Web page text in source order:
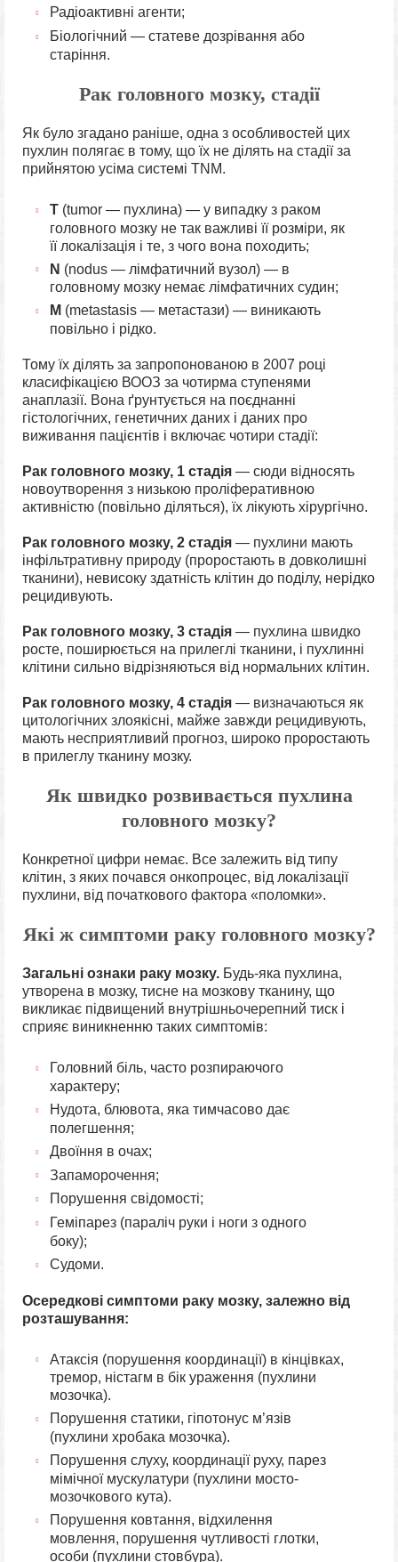
Радіоактивні агенти;
Біологічний — статеве дозрівання або
старіння.
Рак головного мозку, стадії
Як було згадано раніше, одна з особливостей цих
пухлин полягає в тому, що їх не ділять на стадії за
прийнятою усіма системі TNM.
T(tumor — пухлина) — у випадку з раком
головного мозку не так важливі її розміри, як
її локалізація і те, з чого вона походить;
N (nodus — лімфатичний вузол) — в
головному мозку немає лімфатичних судин;
M (metastasis — метастази) — виникають
повільно і рідко.
Тому їх ділять за запропонованою в 2007 році
класифікацією ВООЗ за чотирма ступенями
анаплазії. Вона ґрунтується на поєднанні
гістологічних, генетичних даних і даних про
виживання пацієнтів і включає чотири стадії:
Рак головного мозку, 1 стадія — сюди відносять
новоутворення з низькою проліферативною
активністю (повільно діляться), їх лікують хірургічно.
Рак головного мозку, 2 стадія — пухлини мають
інфільтративну природу (проростають в довколишні
тканини), невисоку здатність клітин до поділу, нерідко
рецидивують.
Рак головного мозку, 3 стадія — пухлина швидко
росте, поширюється на прилеглі тканини, і пухлинні
клітини сильно відрізняються від нормальних клітин.
Рак головного мозку, 4 стадія — визначаються як
цитологічних злоякісні, майже завжди рецидивують,
мають несприятливий прогноз, широко проростають
в прилеглу тканину мозку.
Як швидко розвивається пухлина
головного мозку?
Конкретної цифри немає. Все залежить від типу
клітин, з яких почався онкопроцес, від локалізації
пухлини, від початкового фактора «поломки».
Які ж симптоми раку головного мозку?
Загальні ознаки раку мозку. Будь-яка пухлина,
утворена в мозку, тисне на мозкову тканину, що
викликає підвищений внутрішньочерепний тиск і
сприяє виникненню таких симптомів:
Головний біль, часто розпираючого
характеру;
Нудота, блювота, яка тимчасово дає
полегшення;
Двоїння в очах;
Запаморочення;
Порушення свідомості;
Геміпарез (параліч руки і ноги з одного
боку);
Судоми.
Осередкові симптоми раку мозку, залежно від
розташування:
Атаксія (порушення координації) в кінцівках,
тремор, ністагм в бік ураження (пухлини
мозочка).
Порушення статики, гіпотонус м’язів
(пухлини хробака мозочка).
Порушення слуху, координації руху, парез
мімічної мускулатури (пухлини мосто-
мозочкового кута).
Порушення ковтання, відхилення
мовлення, порушення чутливості глотки,
особи (пухлини стовбура).